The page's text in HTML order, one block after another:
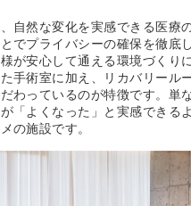
自然な変化を実感できる医療
でプライバシーの確保を徹底
が安心して通える環境づくり
手術室に加え、リカバリール
わっているのが特徴です。単
「よくなった」と実感できる
の施設です。